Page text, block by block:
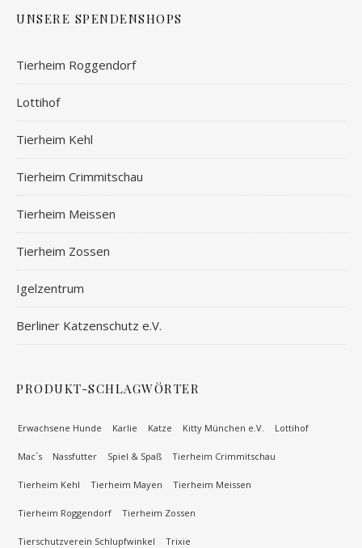
UNSERE SPENDENSHOPS
Tierheim Roggendorf
Lottihof
Tierheim Kehl
Tierheim Crimmitschau
Tierheim Meissen
Tierheim Zossen
Igelzentrum
Berliner Katzenschutz e.V.
PRODUKT-SCHLAGWÖRTER
Erwachsene Hunde Karlie Katze Kitty München e.V. Lottihof
Mac´s Nassfutter Spiel & Spaß Tierheim Crimmitschau
Tierheim Kehl Tierheim Mayen Tierheim Meissen
Tierheim Roggendorf Tierheim Zossen
Tierschutzverein Schlupfwinkel Trixie